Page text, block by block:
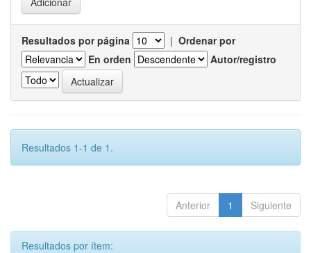
Resultados por página | Ordenar por
En orden
Autor/registro
Resultados 1-1 de 1.
Anterior 1 Siguiente
Resultados por ítem: